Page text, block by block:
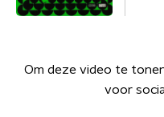
Om deze video te
voor